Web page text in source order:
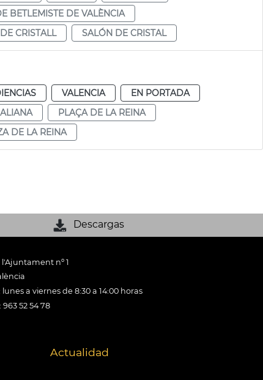
BETLEMISTE DE VALÈNCIA
CRISTALL SALÓN DE CRISTAL
VALENCIA
EN PORTADA
PLAÇA DE LA REINA
DE LA REINA
Descargas
l'Ajuntament nº 1
lunes a viernes de 8:30 a 14:00 horas
963 52 54 78
Actualidad